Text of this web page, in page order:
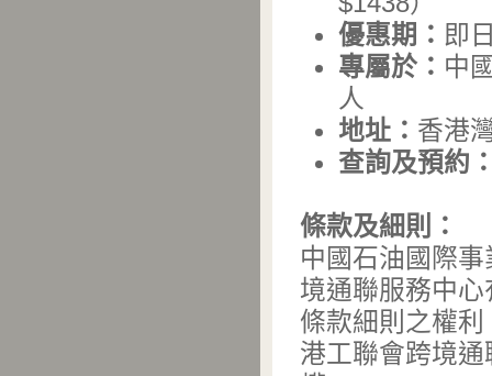
優惠期： 即
專屬於： 中
人
地址： 香港
查詢及預約
條款及細則：
中國石油國際
境通聯服務中
條款細則之權
港工聯會跨境